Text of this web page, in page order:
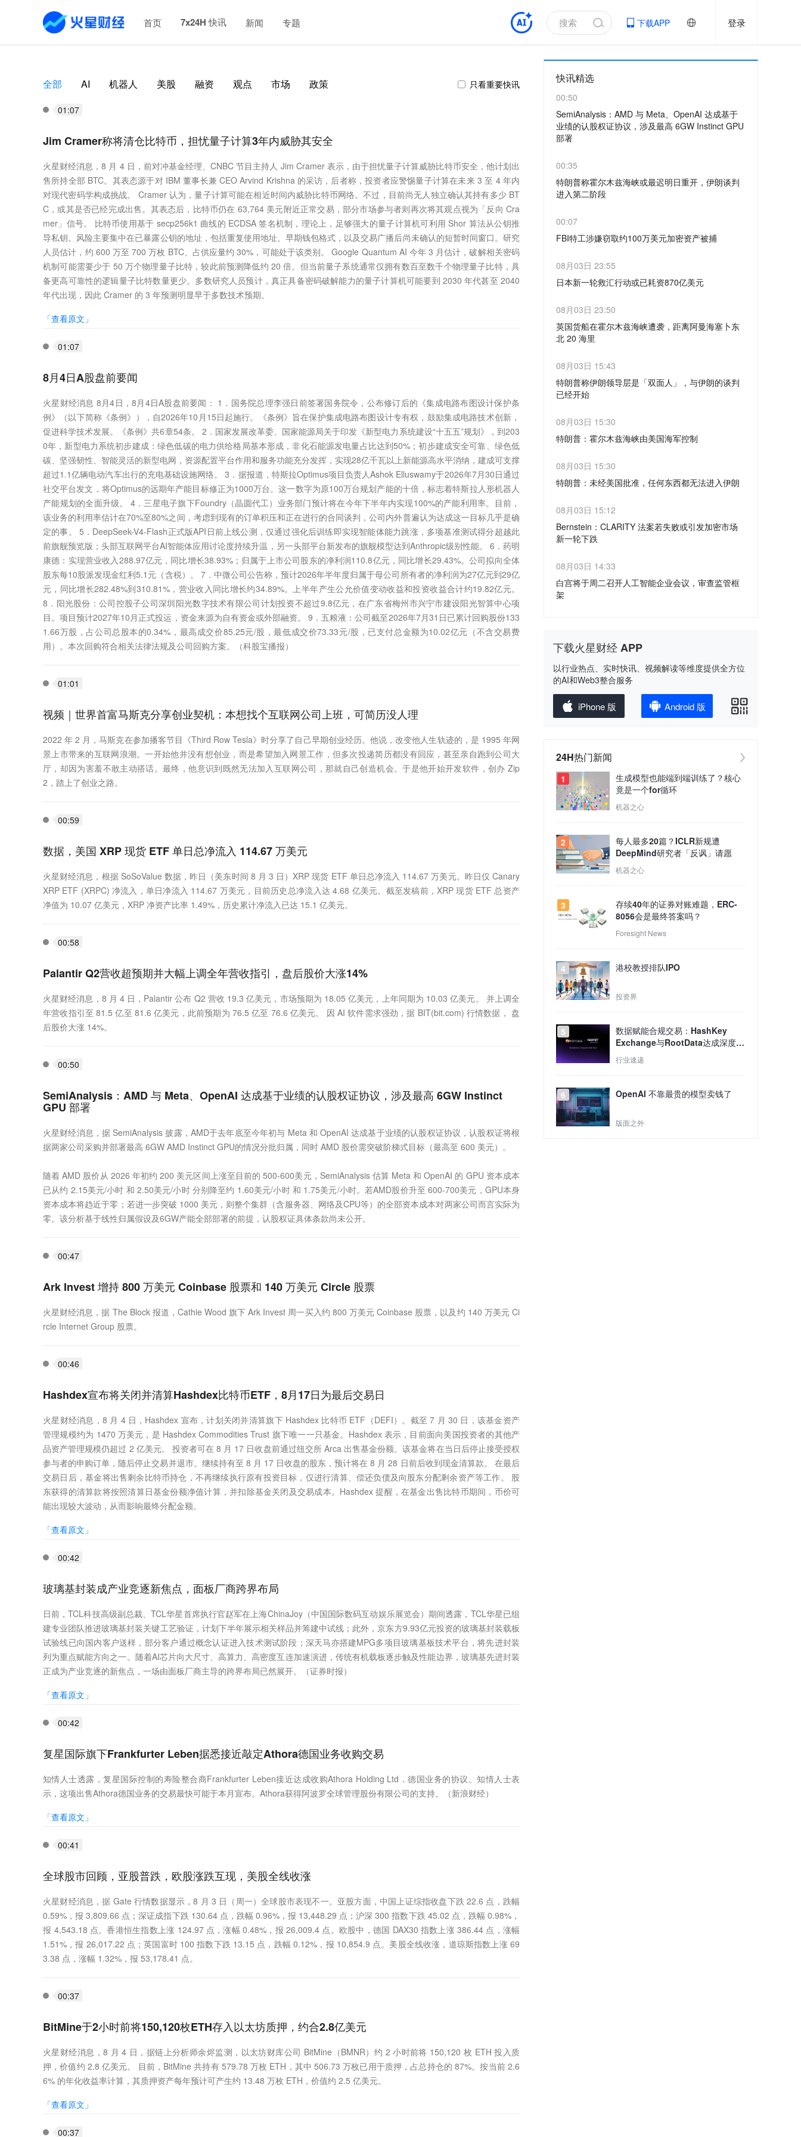
首页 7x24H 快讯 新闻 专题 下载APP 登录
全部 AI 机器人 美股 融资 观点 市场 政策 只看重要快讯
01:07
Jim Cramer称将清仓比特币，担忧量子计算3年内威胁其安全
火星财经消息，8 月 4 日，前对冲基金经理、CNBC 节目主持人 Jim Cramer 表示，由于担忧量子计算威胁比特币安全，他计划出
售所持全部 BTC。其表态源于对 IBM 董事长兼 CEO Arvind Krishna 的采访，后者称，投资者应警惕量子计算在未来 3 至 4 年内
对现代密码学构成挑战。 Cramer 认为，量子计算可能在相近时间内威胁比特币网络。不过，目前尚无人独立确认其持有多少 BT
C，或其是否已经完成出售。其表态后，比特币仍在 63,764 美元附近正常交易，部分市场参与者则再次将其观点视为「反向 Cra
mer」信号。 比特币使用基于 secp256k1 曲线的 ECDSA 签名机制，理论上，足够强大的量子计算机可利用 Shor 算法从公钥推
导私钥。风险主要集中在已暴露公钥的地址，包括重复使用地址、早期钱包格式，以及交易广播后尚未确认的短暂时间窗口。研究
人员估计，约 600 万至 700 万枚 BTC、占供应量约 30%，可能处于该类别。 Google Quantum AI 今年 3 月估计，破解相关密码
机制可能需要少于 50 万个物理量子比特，较此前预测降低约 20 倍。但当前量子系统通常仅拥有数百至数千个物理量子比特，具
备更高可靠性的逻辑量子比特数量更少。多数研究人员预计，真正具备密码破解能力的量子计算机可能要到 2030 年代甚至 2040
年代出现，因此 Cramer 的 3 年预测明显早于多数技术预期。
「查看原文」
01:07
8月4日A股盘前要闻
火星财经消息 8月4日，8月4日A股盘前要闻： 1．国务院总理李强日前签署国务院令，公布修订后的《集成电路布图设计保护条
例》（以下简称《条例》），自2026年10月15日起施行。《条例》旨在保护集成电路布图设计专有权，鼓励集成电路技术创新，
促进科学技术发展。《条例》共6章54条。 2．国家发展改革委、国家能源局关于印发《新型电力系统建设“十五五”规划》，到203
0年，新型电力系统初步建成：绿色低碳的电力供给格局基本形成，非化石能源发电量占比达到50%；初步建成安全可靠、绿色低
碳、坚强韧性、智能灵活的新型电网，资源配置平台作用和服务功能充分发挥，实现28亿千瓦以上新能源高水平消纳，建成可支撑
超过1.1亿辆电动汽车出行的充电基础设施网络。 3．据报道，特斯拉Optimus项目负责人Ashok Elluswamy于2026年7月30日通过
社交平台发文，将Optimus的远期年产能目标修正为1000万台。这一数字为原100万台规划产能的十倍，标志着特斯拉人形机器人
产能规划的全面升级。 4．三星电子旗下Foundry（晶圆代工）业务部门预计将在今年下半年内实现100%的产能利用率。目前，
该业务的利用率估计在70%至80%之间，考虑到现有的订单积压和正在进行的合同谈判，公司内外普遍认为达成这一目标几乎是确
定的事。 5．DeepSeek-V4-Flash正式版API日前上线公测，仅通过强化后训练即实现智能体能力跳涨，多项基准测试得分超越此
前旗舰预览版；头部互联网平台AI智能体应用讨论度持续升温，另一头部平台新发布的旗舰模型达到Anthropic级别性能。 6．药明
康德：实现营业收入288.97亿元，同比增长38.93%；归属于上市公司股东的净利润110.8亿元，同比增长29.43%。公司拟向全体
股东每10股派发现金红利5.1元（含税）。 7．中微公司公告称，预计2026年半年度归属于母公司所有者的净利润为27亿元到29亿
元，同比增长282.48%到310.81%，营业收入同比增长约34.89%。上半年产生公允价值变动收益和投资收益合计约19.82亿元。
8．阳光股份：公司控股子公司深圳阳光数字技术有限公司计划投资不超过9.8亿元，在广东省梅州市兴宁市建设阳光智算中心项
目。项目预计2027年10月正式投运，资金来源为自有资金或外部融资。 9．五粮液：公司截至2026年7月31日已累计回购股份133
1.66万股，占公司总股本的0.34%，最高成交价85.25元/股，最低成交价73.33元/股，已支付总金额为10.02亿元（不含交易费
用）。本次回购符合相关法律法规及公司回购方案。（科股宝播报）
01:01
视频｜世界首富马斯克分享创业契机：本想找个互联网公司上班，可简历没人理
2022 年 2 月，马斯克在参加播客节目《Third Row Tesla》时分享了自己早期创业经历。他说，改变他人生轨迹的，是 1995 年网
景上市带来的互联网浪潮。一开始他并没有想创业，而是希望加入网景工作，但多次投递简历都没有回应，甚至亲自跑到公司大
厅，却因为害羞不敢主动搭话。最终，他意识到既然无法加入互联网公司，那就自己创造机会。于是他开始开发软件，创办 Zip
2，踏上了创业之路。
00:59
数据，美国 XRP 现货 ETF 单日总净流入 114.67 万美元
火星财经消息，根据 SoSoValue 数据，昨日（美东时间 8 月 3 日）XRP 现货 ETF 单日总净流入 114.67 万美元。昨日仅 Canary
XRP ETF (XRPC) 净流入，单日净流入 114.67 万美元，目前历史总净流入达 4.68 亿美元。截至发稿前，XRP 现货 ETF 总资产
净值为 10.07 亿美元，XRP 净资产比率 1.49%，历史累计净流入已达 15.1 亿美元。
00:58
Palantir Q2营收超预期并大幅上调全年营收指引，盘后股价大涨14%
火星财经消息，8 月 4 日，Palantir 公布 Q2 营收 19.3 亿美元，市场预期为 18.05 亿美元，上年同期为 10.03 亿美元。 并上调全
年营收指引至 81.5 亿至 81.6 亿美元，此前预期为 76.5 亿至 76.6 亿美元。 因 AI 软件需求强劲，据 BIT(bit.com) 行情数据， 盘
后股价大涨 14%。
00:50
SemiAnalysis：AMD 与 Meta、OpenAI 达成基于业绩的认股权证协议，涉及最高 6GW Instinct
GPU 部署
火星财经消息，据 SemiAnalysis 披露，AMD于去年底至今年初与 Meta 和 OpenAI 达成基于业绩的认股权证协议，认股权证将根
据两家公司采购并部署最高 6GW AMD Instinct GPU的情况分批归属，同时 AMD 股价需突破阶梯式目标（最高至 600 美元）。
随着 AMD 股价从 2026 年初约 200 美元区间上涨至目前的 500-600美元，SemiAnalysis 估算 Meta 和 OpenAI 的 GPU 资本成本
已从约 2.15美元/小时 和 2.50美元/小时 分别降至约 1.60美元/小时 和 1.75美元/小时。若AMD股价升至 600-700美元，GPU本身
资本成本将趋近于零；若进一步突破 1000 美元，则整个集群（含服务器、网络及CPU等）的全部资本成本对两家公司而言实际为
零。该分析基于线性归属假设及6GW产能全部部署的前提，认股权证具体条款尚未公开。
00:47
Ark Invest 增持 800 万美元 Coinbase 股票和 140 万美元 Circle 股票
火星财经消息，据 The Block 报道，Cathie Wood 旗下 Ark Invest 周一买入约 800 万美元 Coinbase 股票，以及约 140 万美元 Ci
rcle Internet Group 股票。
00:46
Hashdex宣布将关闭并清算Hashdex比特币ETF，8月17日为最后交易日
火星财经消息，8 月 4 日，Hashdex 宣布，计划关闭并清算旗下 Hashdex 比特币 ETF（DEFI）。截至 7 月 30 日，该基金资产
管理规模约为 1470 万美元，是 Hashdex Commodities Trust 旗下唯一一只基金。Hashdex 表示，目前面向美国投资者的其他产
品资产管理规模仍超过 2 亿美元。 投资者可在 8 月 17 日收盘前通过纽交所 Arca 出售基金份额。该基金将在当日后停止接受授权
参与者的申购订单，随后停止交易并退市。继续持有至 8 月 17 日收盘的股东，预计将在 8 月 28 日前后收到现金清算款。 在最后
交易日后，基金将出售剩余比特币持仓，不再继续执行原有投资目标，仅进行清算、偿还负债及向股东分配剩余资产等工作。 股
东获得的清算款将按照清算日基金份额净值计算，并扣除基金关闭及交易成本。Hashdex 提醒，在基金出售比特币期间，币价可
能出现较大波动，从而影响最终分配金额。
「查看原文」
00:42
玻璃基封装成产业竞逐新焦点，面板厂商跨界布局
日前，TCL科技高级副总裁、TCL华星首席执行官赵军在上海ChinaJoy（中国国际数码互动娱乐展览会）期间透露，TCL华星已组
建专业团队推进玻璃基封装关键工艺验证，计划下半年展示相关样品并筹建中试线；此外，京东方9.93亿元投资的玻璃基封装载板
试验线已向国内客户送样，部分客户通过概念认证进入技术测试阶段；深天马亦搭建MPG多项目玻璃基板技术平台，将先进封装
列为重点赋能方向之一。随着AI芯片向大尺寸、高算力、高密度互连加速演进，传统有机载板逐步触及性能边界，玻璃基先进封装
正成为产业竞逐的新焦点，一场由面板厂商主导的跨界布局已然展开。（证券时报）
「查看原文」
00:42
复星国际旗下Frankfurter Leben据悉接近敲定Athora德国业务收购交易
知情人士透露，复星国际控制的寿险整合商Frankfurter Leben接近达成收购Athora Holding Ltd．德国业务的协议。知情人士表
示，这项出售Athora德国业务的交易最快可能于本月宣布。Athora获得阿波罗全球管理股份有限公司的支持。（新浪财经）
「查看原文」
00:41
全球股市回顾，亚股普跌，欧股涨跌互现，美股全线收涨
火星财经消息，据 Gate 行情数据显示，8 月 3 日（周一）全球股市表现不一。亚股方面，中国上证综指收盘下跌 22.6 点，跌幅
0.59%，报 3,809.66 点；深证成指下跌 130.64 点，跌幅 0.96%，报 13,448.29 点；沪深 300 指数下跌 45.02 点，跌幅 0.98%，
报 4,543.18 点。香港恒生指数上涨 124.97 点，涨幅 0.48%，报 26,009.4 点。欧股中，德国 DAX30 指数上涨 386.44 点，涨幅
1.51%，报 26,017.22 点；英国富时 100 指数下跌 13.15 点，跌幅 0.12%，报 10,854.9 点。美股全线收涨，道琼斯指数上涨 69
3.38 点，涨幅 1.32%，报 53,178.41 点。
00:37
BitMine于2小时前将150,120枚ETH存入以太坊质押，约合2.8亿美元
火星财经消息，8 月 4 日，据链上分析师余烬监测，以太坊财库公司 BitMine（BMNR）约 2 小时前将 150,120 枚 ETH 投入质
押，价值约 2.8 亿美元。 目前，BitMine 共持有 579.78 万枚 ETH，其中 506.73 万枚已用于质押，占总持仓的 87%。按当前 2.6
6% 的年化收益率计算，其质押资产每年预计可产生约 13.48 万枚 ETH，价值约 2.5 亿美元。
「查看原文」
00:37
快讯精选
00:50
SemiAnalysis：AMD 与 Meta、OpenAI 达成基于
业绩的认股权证协议，涉及最高 6GW Instinct GPU
部署
火星财经消息，据 SemiAnalysis 披露，AMD于
去年底至今年初与 Meta 和 OpenAI 达成基于业
绩的认股权证协议，认股权证将根据两家公司采
批归属，同时 AMD 股价需突破阶梯式目标（最
高至 600 美元）。随着 AMD 股价从 2026 年初
约 200 美元区间上涨至目前的 500-600美元，S
emiAnalysis 估算 Meta 和 OpenAI 的 GPU 资本
别降至约 1.60美元/小时 和 1.75美元/小时。若A
MD股价升至 600-700美元，GPU本身资本成本
将趋近于零；若进一步突破 1000 美元，则整个
集群（含服务器、网络及CPU等）的全部资本成
本对两家公司而言实际为零。该分析基于线性归
属假设及6GW产能全部部署的前提，认股权证具
00:35
特朗普称霍尔木兹海峡或最迟明日重开，伊朗谈判
进入第二阶段
火星财经消息， 美国总统特朗普表示，美伊谈判
正在快速推进，双方正在讨论重新开放霍尔木兹
特朗普称，谈判第一阶段目标是重新开放霍尔木
兹海峡，第二阶段将聚焦伊朗「去核化」问题。
「将由美国收费」，并强调不会允许伊朗在该海
峡收取费用。特朗普还表示，这是伊朗的「最后
果可能在今天或明天公布。此前，霍尔木兹海峡
局势持续紧张，市场密切关注其对全球能源供应
和油价走势的影响。
00:07
FBI特工涉嫌窃取约100万美元加密资产被捕
火星财经消息，8 月 4 日，美国联邦调查局一名
特工因涉嫌从「敌对加密账户」窃取约 100 万美
ck Yaroch 自 2024 年末或 2025 年初开始转移
资金，其发现能够控制相关数字钱包的密钥后，
进行了约 12 笔转账。 Yaroch 曾任 FBI 总部反
情报与间谍活动部门主管级特别探员，此前在波
士顿分局工作，并于 7 月 31 日被解雇。他向调
查人员表示，自己将个人资金与涉案加密资产混
常糟糕的决定」。 FBI 称，Yaroch 曾使用 Chat
GPT 咨询如何支配或投资 100 万美元，以及前
往欧洲国家生活。ChatGPT 根据其家庭情况、
购买 2 至 5 公顷庄园及收藏陈年红酒等需求，将
买 9 月 3 日前往葡萄牙的机票及返程票。 法院
文件显示，Yaroch 已被控跨州运输赃物，以及
接收被盗财物、证券和资金。
08月03日 23:55
日本新一轮救汇行动或已耗资870亿美元
火星财经消息，8 月 4 日，美国方面近日称，为
了支撑日元汇率，在最新一轮的外汇干预行动
中，日本央行可能已经动用了约 870 亿美元，相
行的最新货币市场数据推算，日本央行在 7 月 3
0 日和 31 日的外汇干预中，很可能分别动用了
相当于 11 万亿日元的资金来买入日元，以支撑
日元汇率。（央视）
08月03日 23:50
英国货船在霍尔木兹海峡遭袭，距离阿曼海塞卜东
北 20 海里
火星财经消息，据金十报道，英国海上贸易行动
办公室表示，一艘货船在霍尔木兹海峡阿曼海塞
卜东北 20 海里处遭袭。
08月03日 15:43
特朗普称伊朗领导层是「双面人」，与伊朗的谈判
已经开始
火星财经消息，8 月 3 日，美国总统特朗普在社
交媒体上发文称，伊朗领导层的两面性令人难以
求」会谈。谈判已经开始，未来几天还安排了更
多会谈。 但与此同时，他们却公开且自豪地宣
情，只是在与「阿曼」方面接触。随后，他们又
发表一贯的说辞，声称霍尔木兹海峡将由他们强
美国海军以及我们的「封锁行动」之下，或者正
如一些人所称的——「美国钢铁之墙！」 除非我
们允许，否则没有任何东西能够进入伊朗；除非
实上，我们正在讨论如何解决一个由他们数十年
来造成的问题。这非常简单：伊朗永远不会拥有
核武器！(金十)
08月03日 15:30
特朗普：霍尔木兹海峡由美国海军控制
火星财经消息，据金十报道，美国总统特朗普表
示，霍尔木兹海峡由美国海军控制。
08月03日 15:30
特朗普：未经美国批准，任何东西都无法进入伊朗
火星财经消息，据金十报道，美国总统特朗普表
示，未经美国批准，任何东西都无法进入伊朗。
08月03日 15:12
Bernstein：CLARITY 法案若失败或引发加密市场
新一轮下跌
火星财经消息，据 Cointelegraph 报道，投资机
构 Bernstein 表示，美国《数字资产市场清晰法
案》（CLARITY Act）通过前景正在下降，若参
一步承压。Bernstein 指出，法案失败可能带来
促使美国证券交易委员会（SEC）和商品期货交
易委员会（CFTC）加快监管行动，包括明确代
币分类规则、制定去中心化金融（DeFi）监管框
底，并在美国中期选举前逐步恢复动能。目前，
市场对 CLARITY Act 在 2026 年底前签署成为
法律的预期持续下降。预测平台 Polymarket 数
据显示，该法案年内通过概率已降至 31%，较一
点，相关投注金额约 370 万美元。CLARITY Act
旨在建立美国首个数字资产市场监管框架，但因
稳定币收益条款受到银行业反对。此前 Galaxy
0%，并警告参议院推进时间正在减少。
08月03日 14:33
白宫将于周二召开人工智能企业会议，审查监管框
架
的多家科技公司员工前往白宫，共同审查已完成
的人工智能监管框架。该框架将为人工智能实验
室建立自愿程序，要求其在发布模型前先提交给
政府审核。会议将由国家网络安全总监办公室主
办，预计将包括各公司的员工级别代表，而非高
下载火星财经 APP
以行业热点、实时快讯、视频解读等维度提供全方位
的AI和Web3整合服务
iPhone 版 Android 版
24H热门新闻
1
生成模型也能端到端训练了？核心
竟是一个for循环
机器之心
2
每人最多20篇？ICLR新规遭
DeepMind研究者「反讽」请愿
机器之心
3
存续40年的证券对账难题，ERC-
8056会是最终答案吗？
Foresight News
4 港校教授排队IPO
投资界
5
数据赋能合规交易：HashKey
Exchange与RootData达成深度合
作
行业速递
6 OpenAI 不靠最贵的模型卖钱了
版面之外